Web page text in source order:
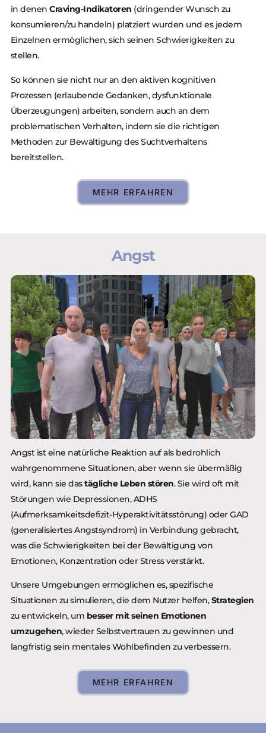
in denenCraving-Indikatoren (dringender Wunsch zu
konsumieren/zu handeln) platziert wurden und es jedem
Einzelnen ermöglichen, sich seinen Schwierigkeiten zu
stellen.
So können sie nicht nur an den aktiven kognitiven
Prozessen (erlaubende Gedanken, dysfunktionale
Überzeugungen) arbeiten, sondern auch an dem
problematischen Verhalten, indem sie die richtigen
Methoden zur Bewältigung des Suchtverhaltens
bereitstellen.
MEHR ERFAHREN
Angst
Angst ist eine natürliche Reaktion auf als bedrohlich
wahrgenommene Situationen, aber wenn sie übermäßig
wird, kann sie dastägliche Leben stören. Sie wird oft mit
Störungen wie Depressionen, ADHS
(Aufmerksamkeitsdefizit-Hyperaktivitätsstörung) oder GAD
(generalisiertes Angstsyndrom) in Verbindung gebracht,
was die Schwierigkeiten bei der Bewältigung von
Emotionen, Konzentration oder Stress verstärkt.
Unsere Umgebungen ermöglichen es, spezifische
Situationen zu simulieren, die dem Nutzer helfen,Strategien
zu entwickeln, um besser mit seinen Emotionen
umzugehen, wieder Selbstvertrauen zu gewinnen und
langfristig sein mentales Wohlbefinden zu verbessern.
MEHR ERFAHREN